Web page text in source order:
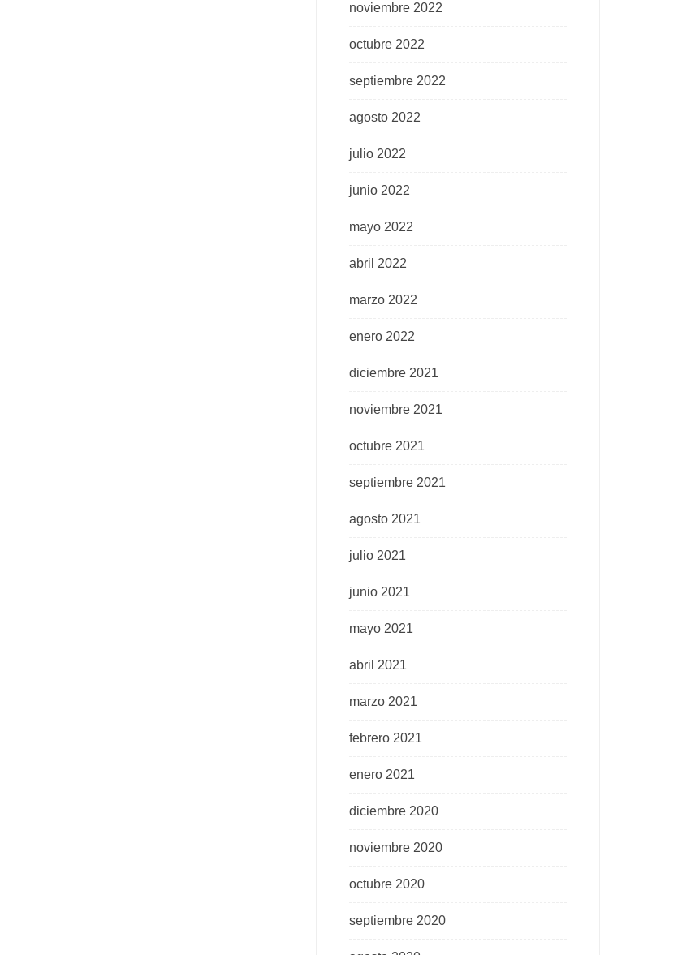
noviembre 2022
octubre 2022
septiembre 2022
agosto 2022
julio 2022
junio 2022
mayo 2022
abril 2022
marzo 2022
enero 2022
diciembre 2021
noviembre 2021
octubre 2021
septiembre 2021
agosto 2021
julio 2021
junio 2021
mayo 2021
abril 2021
marzo 2021
febrero 2021
enero 2021
diciembre 2020
noviembre 2020
octubre 2020
septiembre 2020